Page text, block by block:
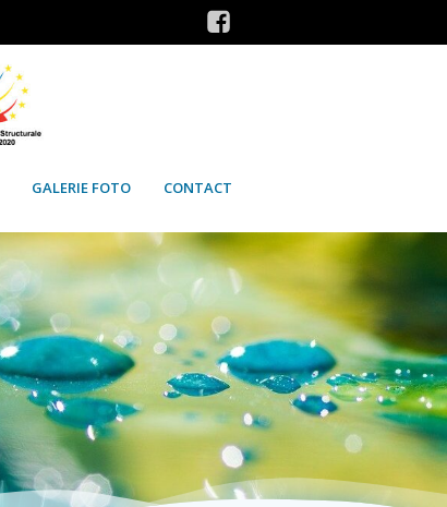
GALERIE FOTO CONTACT